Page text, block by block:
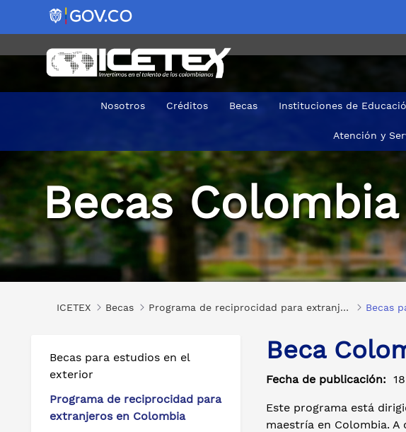
Nosotros Créditos Becas Instituciones de
Atención y
Convocatoria de becas para extranjeros de Colombia en 2022 hasta el
Becas
ICETEX Becas Programa de reciprocidad para extranjeros en Colombia Becas
Becas para estudios en el
exterior
Programa de reciprocidad para
extranjeros en Colombia
Beca
Fecha de publicación:
Este programa está
maestría en Colombia.